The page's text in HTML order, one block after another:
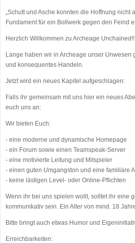
„Schutt und Asche konnten die Hoffnung
Fundament für ein Bollwerk gegen den Feind
Herzlich Willkommen zu Archeage
Lange haben wir in Archeage unser
und konsequentes Handeln.
Jetzt wird ein neues Kapitel aufgeschlagen:
Falls ihr gemeinsam mit uns hier ein neues
euch uns an:
Wir bieten Euch:
- eine moderne und dynamische Homepage
- ein Forum sowie einen Teamspeak-Server
- eine motivierte Leitung und Mitspieler
- einen guten Umgangston und eine familiäre
- keine lästigen Level- oder Online-Pflichten
Wenn ihr bei uns spielen wollt, solltet ihr eine
kommunikativ sein. Ein Alter von mind. 18
Bitte bringt auch etwas Humor und
Erreichbarkeiten: